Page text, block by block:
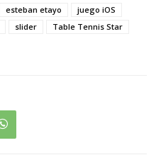
esteban etayo
juego iOS
slider
Table Tennis Star